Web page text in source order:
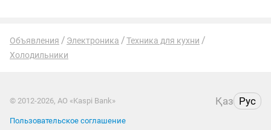
Объявления Электроника
Техника для кухни
Холодильники
© 2012-2026, АО «Kaspi Bank» Қаз Рус
Пользовательское соглашение